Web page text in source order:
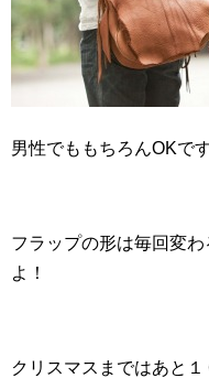
男性でももちろんOKです
フラップの形は毎回変
よ！
クリスマスまではあと１